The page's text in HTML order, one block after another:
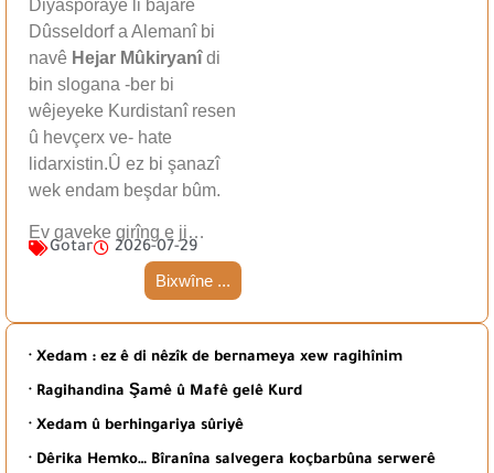
Diyasporayê li bajarê
Dûsseldorf a Alemanî bi
navê Hejar Mûkiryanîdi
bin slogana -ber bi
wêjeyeke Kurdistanî resen
û hevçerx ve- hate
lidarxistin.Û ez bi şanazî
wek endam beşdar bûm.
Ev gaveke girîng e ji…
Gotar 2026-07-29
Bixwîne ...
· Xedam : ez ê di nêzîk de bernameya xew ragihînim
· Ragihandina Şamê û Mafê gelê Kurd
· Xedam û berhingariya sûriyê
· Dêrika Hemko… Bîranîna salvegera koçbarbûna serwerê